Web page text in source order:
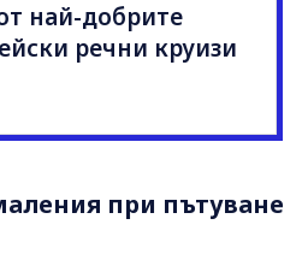
най-добрите
речни круизи
при пътуване